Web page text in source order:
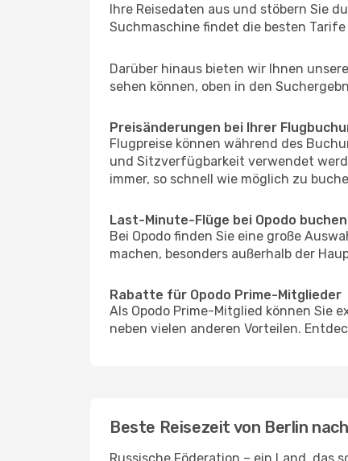
Ihre Reisedaten aus und stöbern Sie
Suchmaschine findet die besten
Darüber hinaus bieten wir Ihnen
sehen können, oben in den
Preisänderungen bei Ihrer
Flugpreise können während des
und Sitzverfügbarkeit verwendet
immer, so schnell wie möglich zu
Last-Minute-Flüge bei Opodo buchen
Bei Opodo finden Sie eine große
machen, besonders außerhalb der
Rabatte für Opodo Prime-Mitglieder
Als Opodo Prime-Mitglied können Sie
neben vielen anderen Vorteilen.
Beste Reisezeit von Berlin